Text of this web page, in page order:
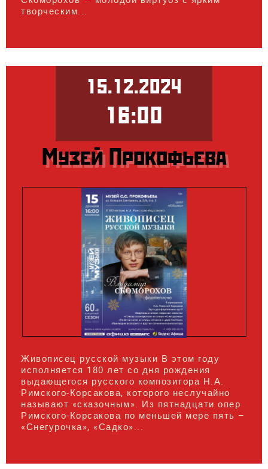
творческим...
15.12.2024
16:00
Музей Прокофьева
Живописец русской музыки В этом году
исполняется 180 лет со дня рождения
выдающегося русского композитора Н.А.
Римского-Корсакова, которого неслучайно
называют «сказочным». Из пятнадцати опер
Римского-Корсакова по меньшей мере пять –
«Снегурочка», «Садко»...